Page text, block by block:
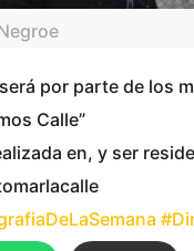
por parte de los
Calle”
en, y ser